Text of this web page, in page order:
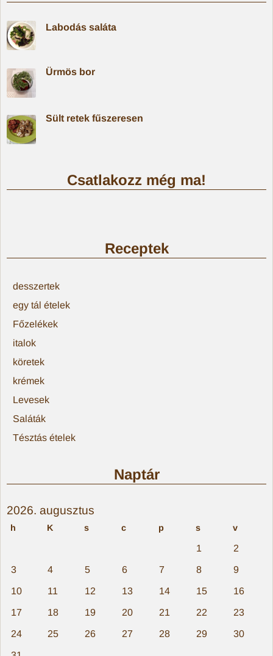
Labodás saláta
Ürmös bor
Sült retek fűszeresen
Csatlakozz még ma!
Receptek
desszertek
egy tál ételek
Főzelékek
italok
köretek
krémek
Levesek
Saláták
Tésztás ételek
Naptár
2026. augusztus
h K s c p s v
1 2
3 4 5 6 7 8 9
10 11 12 13 14 15 16
17 18 19 20 21 22 23
24 25 26 27 28 29 30